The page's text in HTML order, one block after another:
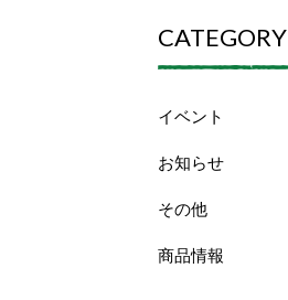
CATEGORY
イベント
お知らせ
その他
商品情報